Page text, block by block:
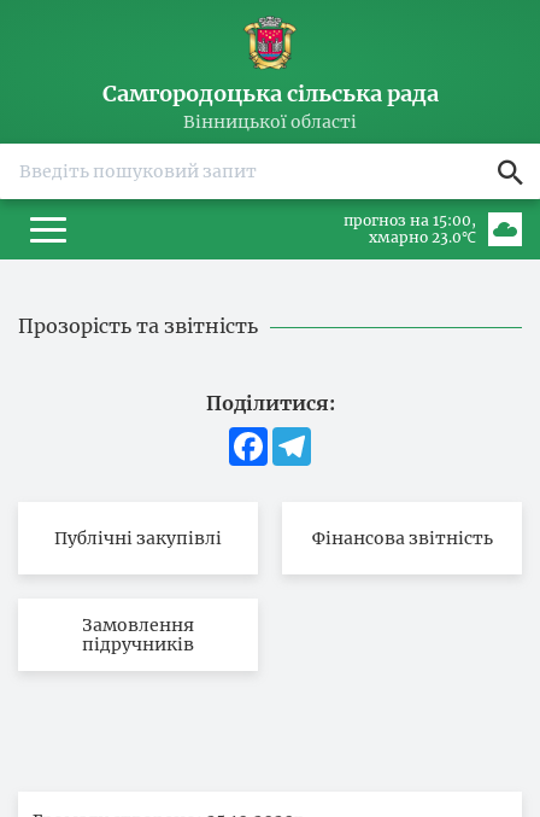
Самгородоцька сільська рада
Вінницької області
прогноз на 15:00
хмарно 23.0℃
Прозорість та звітність
Поділитися:
Facebook
Публічні закупівлі Фінансова звітність
Замовлення
підручників